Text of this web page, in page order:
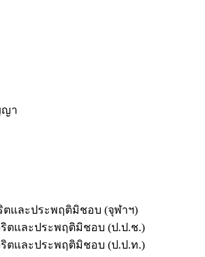
ญา
ตและประพฤติมิชอบ (จุฬาฯ)
ริตและประพฤติมิชอบ (ป.ป.ช.)
ริตและประพฤติมิชอบ (ป.ป.ท.)